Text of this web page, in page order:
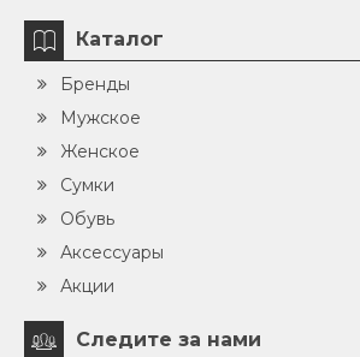
Каталог
Бренды
Мужское
Женское
Сумки
Обувь
Аксессуары
Акции
Следите за нами